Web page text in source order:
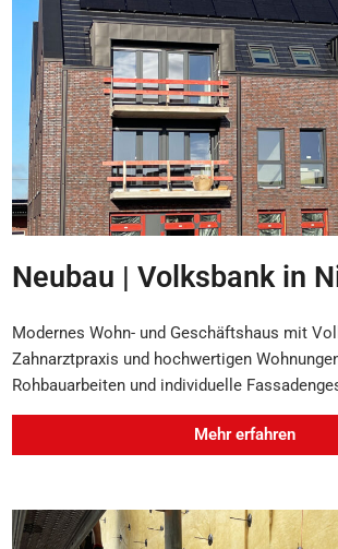
Neubau | Volksbank in
Modernes Wohn- und Geschäftshaus mit
Zahnarztpraxis und hochwertigen
Rohbauarbeiten und individuelle
Mehr erfahren